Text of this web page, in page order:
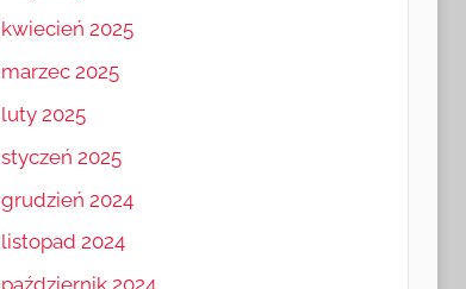
kwiecień 2025
marzec 2025
luty 2025
styczeń 2025
grudzień 2024
listopad 2024